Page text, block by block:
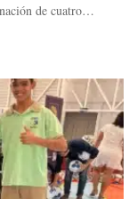
de cuatro…